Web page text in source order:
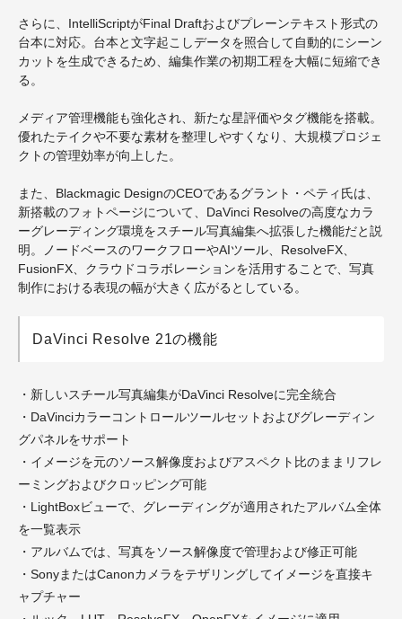
さらに、IntelliScriptがFinal Draftおよびプレーンテキスト形式の
台本に対応。台本と文字起こしデータを照合して自動的にシーン
カットを生成できるため、編集作業の初期工程を大幅に短縮でき
る。
メディア管理機能も強化され、新たな星評価やタグ機能を搭載。
優れたテイクや不要な素材を整理しやすくなり、大規模プロジェ
クトの管理効率が向上した。
また、Blackmagic DesignのCEOであるグラント・ペティ氏は、
新搭載のフォトページについて、DaVinci Resolveの高度なカラ
ーグレーディング環境をスチール写真編集へ拡張した機能だと説
明。ノードベースのワークフローやAIツール、ResolveFX、
FusionFX、クラウドコラボレーションを活用することで、写真
制作における表現の幅が大きく広がるとしている。
DaVinci Resolve 21の機能
・新しいスチール写真編集がDaVinci Resolveに完全統合
・DaVinciカラーコントロールツールセットおよびグレーディン
グパネルをサポート
・イメージを元のソース解像度およびアスペクト比のままリフレ
ーミングおよびクロッピング可能
・LightBoxビューで、グレーディングが適用されたアルバム全体
を一覧表示
・アルバムでは、写真をソース解像度で管理および修正可能
・SonyまたはCanonカメラをテザリングしてイメージを直接キ
ャプチャー